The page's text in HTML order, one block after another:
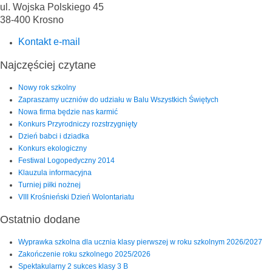
ul. Wojska Polskiego 45
38-400 Krosno
Kontakt e-mail
Najczęściej czytane
Nowy rok szkolny
Zapraszamy uczniów do udziału w Balu Wszystkich Świętych
Nowa firma będzie nas karmić
Konkurs Przyrodniczy rozstrzygnięty
Dzień babci i dziadka
Konkurs ekologiczny
Festiwal Logopedyczny 2014
Klauzula informacyjna
Turniej piłki nożnej
VIII Krośnieński Dzień Wolontariatu
Ostatnio dodane
Wyprawka szkolna dla ucznia klasy pierwszej w roku szkolnym 2026/2027
Zakończenie roku szkolnego 2025/2026
Spektakularny 2 sukces klasy 3 B